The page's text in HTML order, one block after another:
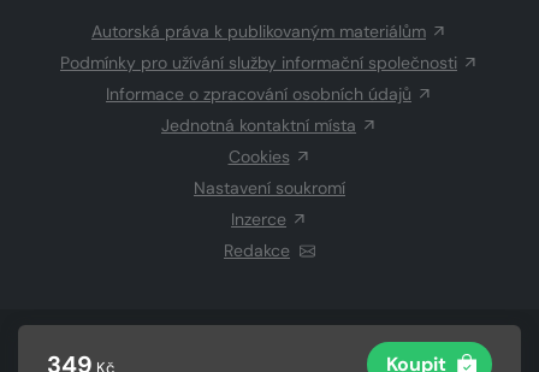
349 Kč Koupit
Autorská práva k publikovaným materiálům
Podmínky pro užívání služby informační společnosti
Informace o zpracování osobních údajů
Jednotná kontaktní místa
Cookies
Nastavení soukromí
Inzerce
Redakce
CZECH NEWS CENTER a.s.a dodavatelé